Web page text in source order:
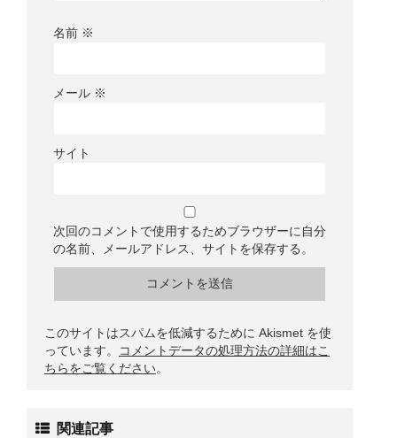
名前 ※
メール ※
サイト
次回のコメントで使用するためブラウザーに自分
の名前、メールアドレス、サイトを保存する。
このサイトはスパムを低減するために Akismet を使
っています。
コメントデータの処理方法の詳細はこ
ちらをご覧ください。
関連記事